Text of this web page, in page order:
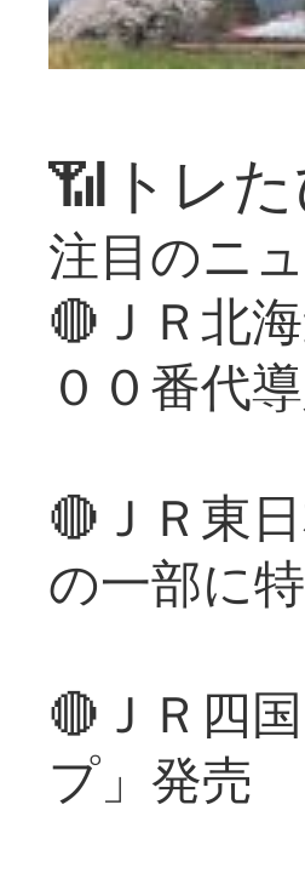
📶トレ
注目のニ
🔴ＪＲ北
００番代
🔴ＪＲ東
の一部に
🔴ＪＲ四
プ」発売